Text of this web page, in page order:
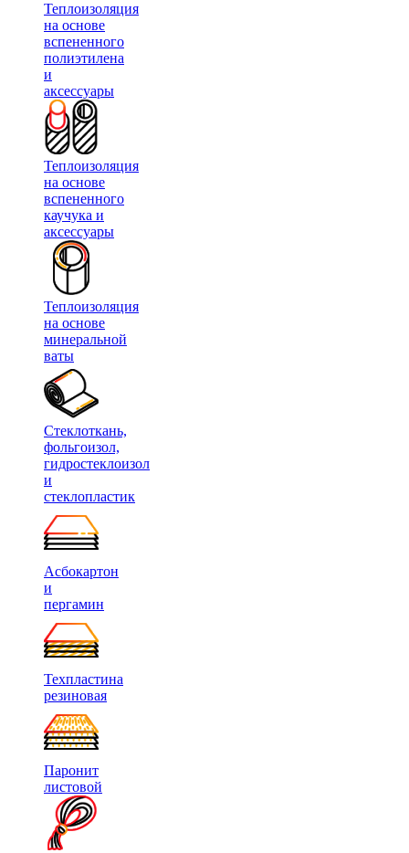
Теплоизоляция
на основе
вспененного
полиэтилена
и
аксессуары
Теплоизоляция
на основе
вспененного
каучука и
аксессуары
Теплоизоляция
на основе
минеральной
ваты
Стеклоткань,
фольгоизол,
гидростеклоизол
и
стеклопластик
Асбокартон
и
пергамин
Техпластина
резиновая
Паронит
листовой